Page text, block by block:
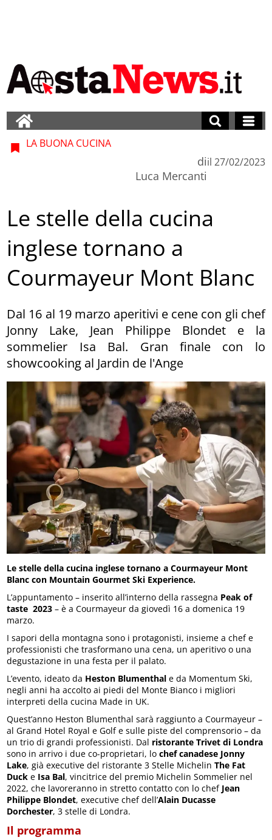
LA BUONA CUCINA
di
Luca Mercanti
il 27/02/2023
Le stelle della cucina
inglese tornano a
Courmayeur Mont Blanc
Dal 16 al 19 marzo aperitivi e cene con gli chef
Jonny Lake, Jean Philippe Blondet e la
sommelier Isa Bal. Gran finale con lo
showcooking al Jardin de l'Ange
Le stelle della cucina inglese tornano a Courmayeur Mont
Blanc con Mountain Gourmet Ski Experience.
L’appuntamento – inserito all’interno della rassegna Peak of
taste 2023 – è a Courmayeur da giovedì 16 a domenica 19
marzo.
I sapori della montagna sono i protagonisti, insieme a chef e
professionisti che trasformano una cena, un aperitivo o una
degustazione in una festa per il palato.
L’evento, ideato da Heston Blumenthal e da Momentum Ski,
negli anni ha accolto ai piedi del Monte Bianco i migliori
interpreti della cucina Made in UK.
Quest’anno Heston Blumenthal sarà raggiunto a Courmayeur –
al Grand Hotel Royal e Golf e sulle piste del comprensorio – da
un trio di grandi professionisti. Dal ristorante Trivet di Londra
sono in arrivo i due co-proprietari, lochef canadese Jonny
Lake, già executive del ristorante 3 Stelle MichelinThe Fat
Duck e Isa Bal, vincitrice del premio Michelin Sommelier nel
2022, che lavoreranno in stretto contatto con lo chef Jean
Philippe Blondet, executive chef dell’Alain Ducasse
Dorchester, 3 stelle di Londra.
Il programma